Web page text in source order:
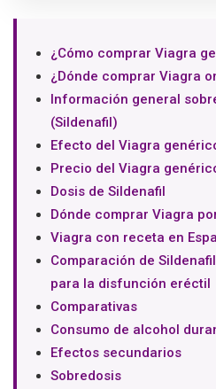
¿Cómo comprar Viagra
¿Dónde comprar Viagra
Información general
(Sildenafil)
Efecto del Viagra
Precio del Viagra
Dosis de Sildenafil
Dónde comprar Viagra
Viagra con receta en
Comparación de
para la disfunción eréctil
Comparativas
Consumo de alcohol
Efectos secundarios
Sobredosis